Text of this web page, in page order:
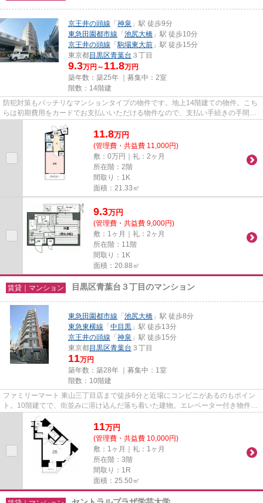
京王井の頭線 「神泉 」駅 徒歩9分
東急田園都市線 「池尻大橋 」駅 徒歩10分
京王井の頭線 「駒場東大前 」駅 徒歩15分
東京都目黒区青葉台 ３丁目
9.3万円～ 11.8万円
築年数：築25年 ｜募集中： 2室
階数：14階建
防犯対策もバッチリなマンションタイプの物件です。地上14階建ての物件。こち
らは初期費用をカードでお支払いいただける物件なので、支払い手続きの手間が
省けます。こちらの物件は、...
11.8万円
(管理費・共益費 11,000円)
敷：0万円｜礼：2ヶ月
所在階：2階
間取り：1K
面積：21.33㎡
9.3万円
(管理費・共益費 9,000円)
敷：1ヶ月｜礼：2ヶ月
所在階：11階
間取り：1K
面積：20.88㎡
賃貸｜マンション 目黒区青葉台３丁目のマンション
東急田園都市線 「池尻大橋 」駅 徒歩8分
東急東横線 「中目黒 」駅 徒歩13分
京王井の頭線 「神泉 」駅 徒歩15分
東京都目黒区青葉台 ３丁目
11万円
築年数：築28年 ｜募集中： 1室
階数：10階建
ファミリーマート 東山三丁目店まで徒歩6分と近場にコンビニがあるのもポイン
ト。10階建てで、街並みに溶け込んだ落ち着いた建物。エレベーター付き物件で
す。電車移動の多い方に嬉し...
11万円
(管理費・共益費 10,000円)
敷：1ヶ月｜礼：1ヶ月
所在階：3階
間取り：1R
面積：25.50㎡